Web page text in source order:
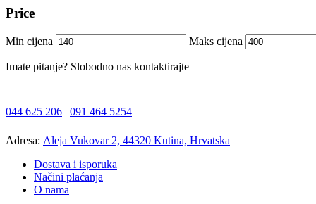
Price
Min cijena Maks cijena
Imate pitanje? Slobodno nas kontaktirajte
044 625 206 | 091 464 5254
Adresa: Aleja Vukovar 2, 44320 Kutina, Hrvatska
Dostava i isporuka
Načini plaćanja
O nama